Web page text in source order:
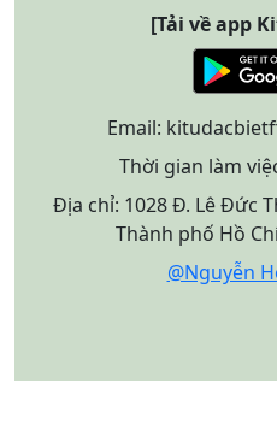
[Tải về app
Email:
Thời gian làm
Địa chỉ: 1028 Đ. Lê Đức
Thành phố Hồ
@Nguyễn